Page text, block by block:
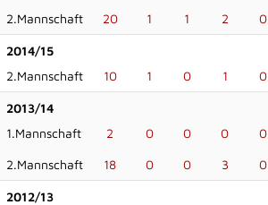
2.Mannschaft 20 1 1 2 0
2014/15
2.Mannschaft
10 1 0 1 0
2013/14
1.Mannschaft
2 0 0 0 0
2.Mannschaft 18 0 0 3 0
2012/13